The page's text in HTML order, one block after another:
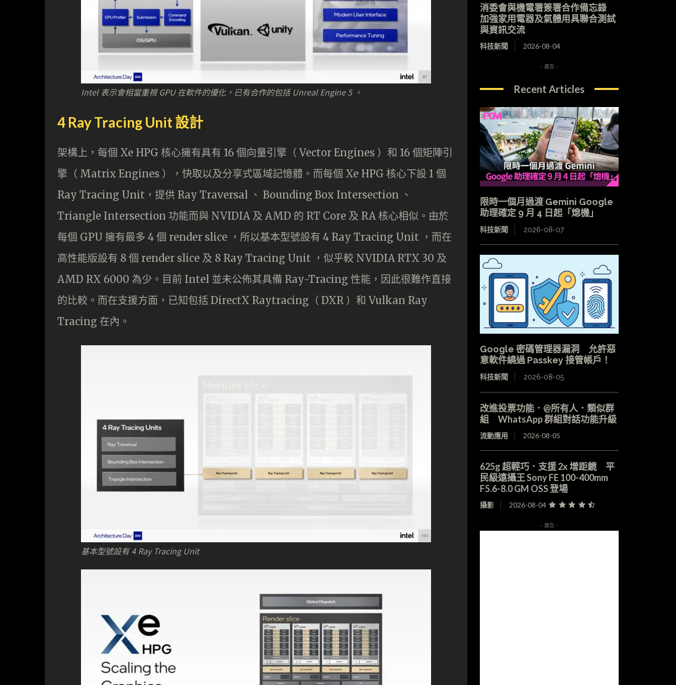
Intel 表示會相當重視 GPU 在軟件的優化，已有合作的包括 Unreal Engine 5 。
4 Ray Tracing Unit 設計
架構上，每個 Xe HPG 核心擁有具有 16 個向量引擎（ Vector Engines ）和 16 個矩陣引
擎（ Matrix Engines ），快取以及分享式區域記憶體。而每個 Xe HPG 核心下設 1 個
Ray Tracing Unit，提供 Ray Traversal 、 Bounding Box Intersection 、
Triangle Intersection 功能而與 NVIDIA 及 AMD 的 RT Core 及 RA 核心相似。由於
每個 GPU 擁有最多 4 個 render slice ，所以基本型號設有 4 Ray Tracing Unit ，而在
高性能版設有 8 個 render slice 及 8 Ray Tracing Unit ，似乎較 NVIDIA RTX 30 及
AMD RX 6000 為少。目前 Intel 並未公佈其具備 Ray-Tracing 性能，因此很難作直接
的比較。而在支援方面，已知包括 DirectX Raytracing（ DXR ）和 Vulkan Ray
Tracing 在內。
基本型號設有 4 Ray Tracing Unit
消委會與機電署簽署合作備忘錄
加強家用電器及氣體用具聯合測試
與資訊交流
科技新聞 2026-08-04
- 廣告 -
Recent Articles
限時一個月過渡 Gemini Google
助理確定 9 月 4 日起「熄機」
科技新聞 2026-08-07
Google 密碼管理器漏洞 允許惡
意軟件繞過 Passkey 接管帳戶！
科技新聞 2026-08-05
改進投票功能．@所有人．類似群
組 WhatsApp 群組對話功能升級
流動應用 2026-08-05
625g 超輕巧．支援 2x 增距鏡 平
民級遠攝王 Sony FE 100-400mm
F5.6-8.0 GM OSS 登場
攝影 2026-08-04
- 廣告 -